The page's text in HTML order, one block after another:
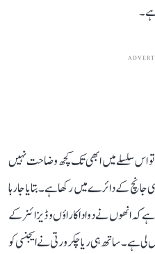
اس سلسلے میں ابھی تک کچھ وضاحت نہیں
کے دائرے میں رکھا ہے۔ بتایا جا رہا
کہ انھوں نے دو اداکاراؤں و ڈیزائنر کے
ہے۔ ساتھ ہی ریا چکرورتی نے ایجنسی کو